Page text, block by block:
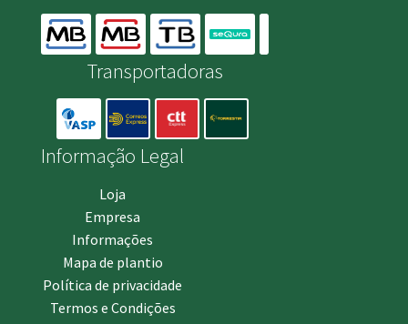
Transportadoras
Informação Legal
Loja
Empresa
Informações
Mapa de plantio
Política de privacidade
Termos e Condições